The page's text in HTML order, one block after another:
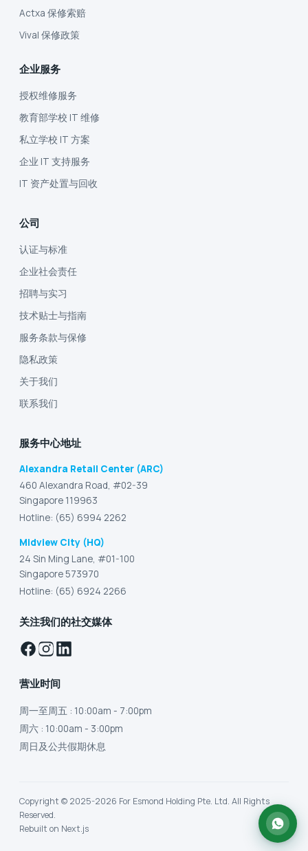
Actxa 保修索赔
Vival 保修政策
企业服务
授权维修服务
教育部学校 IT 维修
私立学校 IT 方案
企业 IT 支持服务
IT 资产处置与回收
公司
认证与标准
企业社会责任
招聘与实习
技术贴士与指南
服务条款与保修
隐私政策
关于我们
联系我们
服务中心地址
Alexandra Retail Center (ARC)
460 Alexandra Road, #02-39
Singapore 119963
Hotline: (65) 6994 2262
Midview City (HQ)
24 Sin Ming Lane, #01-100
Singapore 573970
Hotline: (65) 6924 2266
关注我们的社交媒体
营业时间
周一至周五 : 10:00am - 7:00pm
周六 : 10:00am - 3:00pm
周日及公共假期休息
Copyright © 2025-2026 For Esmond Holding Pte. Ltd. All Rights
Reserved.
Rebuilt on Next.js